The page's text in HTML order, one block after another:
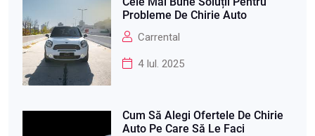
Probleme De Chirie Auto
Carrental
4 Iul. 2025
Cum Să Alegi Ofertele De Chirie
Auto Pe Care Să Le Faci